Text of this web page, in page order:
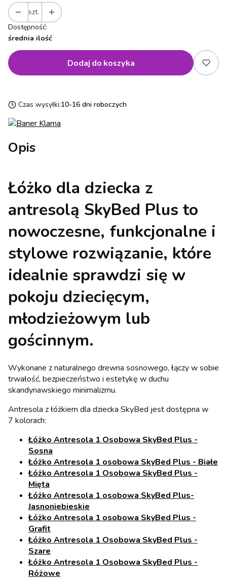
szt.
Dostępność:
średnia ilość
Dodaj do koszyka
Czas wysyłki:10-16 dni roboczych
Opis
Łóżko dla dziecka z
antresolą SkyBed Plus to
nowoczesne, funkcjonalne i
stylowe rozwiązanie, które
idealnie sprawdzi się w
pokoju dziecięcym,
młodzieżowym lub
gościnnym.
Wykonane z naturalnego drewna sosnowego, łączy w sobie
trwałość, bezpieczeństwo i estetykę w duchu
skandynawskiego minimalizmu.
Antresola z łóżkiem dla dziecka SkyBed jest dostępna w
7 kolorach:
Łóżko Antresola 1 Osobowa SkyBed Plus -
Sosna
Łóżko Antresola 1 osobowa SkyBed Plus - Białe
Łóżko Antresola 1 Osobowa SkyBed Plus -
Mięta
Łóżko Antresola 1 osobowa SkyBed Plus-
Jasnoniebieskie
Łóżko Antresola 1 osobowa SkyBed Plus -
Grafit
Łóżko Antresola 1 Osobowa SkyBed Plus -
Szare
Łóżko Antresola 1 Osobowa SkyBed Plus -
Różowe